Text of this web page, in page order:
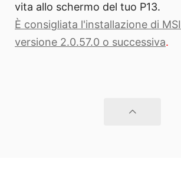
vita allo schermo del tuo P13.
È consigliata l'installazione di
versione 2.0.57.0 o successiva.